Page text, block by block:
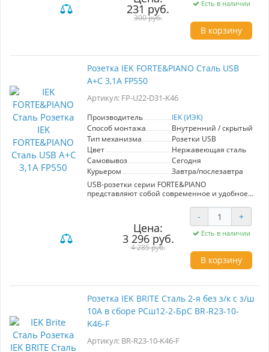
ультрафиолетовому излучению
поликарбоната.
Благодаря масштабируемому суппорту вы
можете установить неограниченное
шаге.
Комбинируйте изделия, создавайте изящные
бесшовные композиции – с коллекцией
безрамочных розеток и выключателей
231 руб.
300 руб.
Есть в наличии
В корзину
Розетка IEK FORTE&PIANO Сталь USB
A+C 3,1А FP550
Артикул: FP-U22-D31-K46
Производитель
IEK (ИЭК)
Способ монтажа
Внутренний / скрытый
Тип механизма
Розетки USB
Цвет
Нержавеющая сталь
Самовывоз
Сегодня
Курьером
Завтра/послезавтра
USB-розетки серии FORTE&PIANO
представляют собой современное и удобное
прочного поликарбоната, они обладают
высокой стойкостью к ультрафиолетовому
излучению, что гарантирует долгий срок
службы. Разнообразие разъемов типов А и С
позволяет одновременно заряжать несколько
устройств. Благодаря масштабируемому
суппорту вы можете установить
при стандартном шаге.
Комбинируйте изделия, создавайте изящные
бесшовные композиции – с коллекцией
безрамочных розеток и выключателей
FORTE&PIANO!
Цена:
3 296 руб.
4 285 руб.
- +
Есть в наличии
В корзину
Розетка IEK BRITE Сталь 2-я без з/к с з/ш
10А в сборе РСш12-2-БрС BR-R23-10-
K46-F
Артикул: BR-R23-10-K46-F